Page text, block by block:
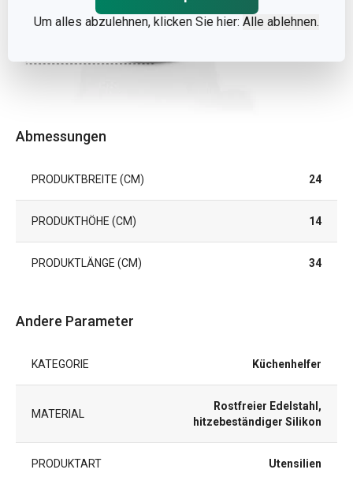
Um alles abzulehnen, klicken Sie hier: Alle ablehnen.
Abmessungen
PRODUKTBREITE (CM) 24
PRODUKTHÖHE (CM) 14
PRODUKTLÄNGE (CM) 34
Andere Parameter
KATEGORIE Küchenhelfer
MATERIAL
Rostfreier Edelstahl,
hitzebeständiger Silikon
PRODUKTART Utensilien